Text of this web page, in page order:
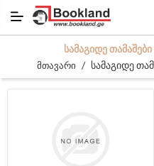
ᲡᲐᲛᲐᲒᲘᲓᲔ
მთავარი / სამაგიდე